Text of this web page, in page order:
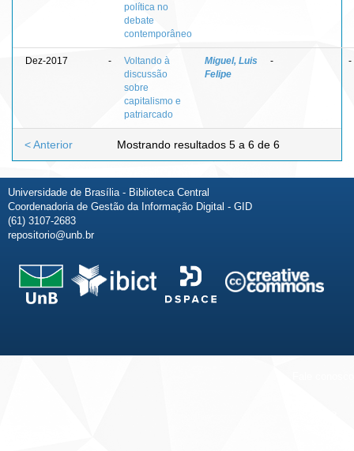
política no
debate
contemporâneo
Dez-2017 -
Voltando à
discussão
sobre
capitalismo e
patriarcado
Miguel, Luis
Felipe
- -
Mostrando resultados 5 a 6 de 6
< Anterior
Universidade de Brasília - Biblioteca Central
Coordenadoria de Gestão da Informação Digital - GID
(61) 3107-2683
repositorio@unb.br